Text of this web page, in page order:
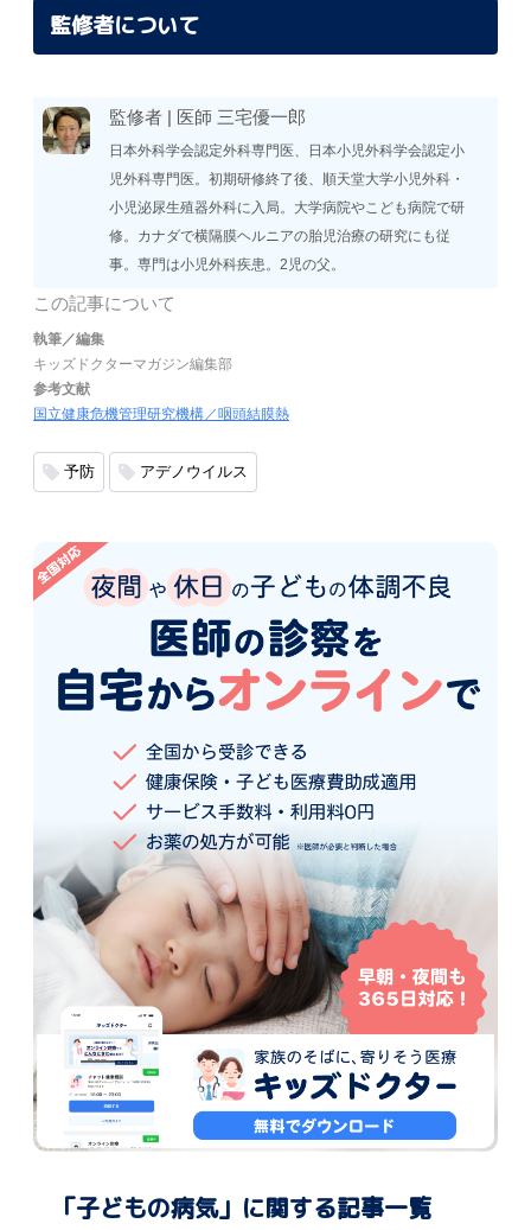
監修者について
監修者 | 医師 三宅優一郎
日本外科学会認定外科専門医、日本小児外科学会認定小
児外科専門医。初期研修終了後、順天堂大学小児外科・
小児泌尿生殖器外科に入局。大学病院やこども病院で研
修。カナダで横隔膜ヘルニアの胎児治療の研究にも従
事。専門は小児外科疾患。2児の父。
この記事について
執筆／編集
キッズドクターマガジン編集部
参考文献
国立健康危機管理研究機構／咽頭結膜熱
予防 アデノウイルス
「子どもの病気」に関する記事一覧